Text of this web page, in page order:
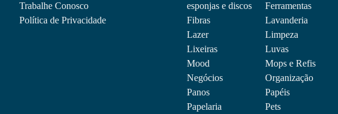
Trabalhe Conosco
Política de Privacidade
esponjas e discos
Ferramentas
Fibras
Lavanderia
Lazer
Limpeza
Lixeiras
Luvas
Mood
Mops e Refis
Negócios
Organização
Panos
Papéis
Papelaria
Pets